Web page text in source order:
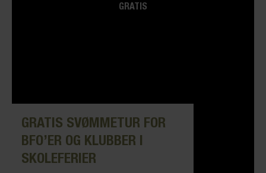
GRATIS
GRATIS SVØMMETUR FOR
BFO’ER OG KLUBBER I
SKOLEFERIER